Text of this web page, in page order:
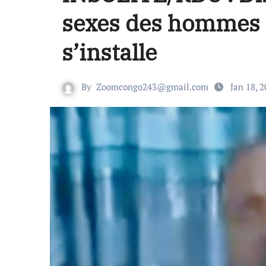
sexes des
s’installe
By Zoomcongo243@gmail.com Jan 18,